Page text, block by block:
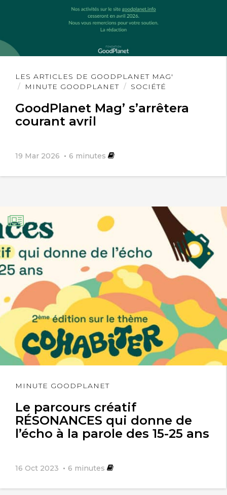
LES ARTICLES DE GOODPLANET MAG'
MINUTE GOODPLANET
SOCIÉTÉ
GoodPlanet Mag’ s’arrêtera
courant avril
19 Mar 2026 6 minutes
Lire
l'article
MINUTE GOODPLANET
Le parcours créatif
RÉSONANCES qui donne de
l’écho à la parole des 15-25 ans
16 Oct 2023 6 minutes
Lire